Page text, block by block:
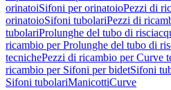
orinatoiSifoni per orinatoioPezzi di
orinatoioSifoni tubolariPezzi di
tubolariProlunghe del tubo di
ricambio per Prolunghe del tubo di
tecnichePezzi di ricambio per Curve
ricambio per Sifoni per bidetSifoni
Sifoni tubolariManicottiCurve